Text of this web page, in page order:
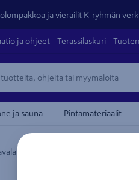
ja vierailit K-ryhmän
ja ohjeet Terassilaskuri
ja sauna Pintamateriaalit
kuvaus -maamerkistä